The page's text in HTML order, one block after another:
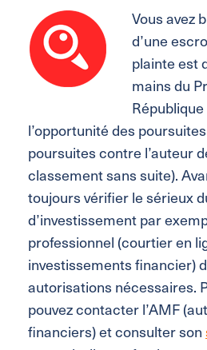
Vous avez
d’une
plainte est
mains du
l’opportunité des
poursuites contre l’auteur
classement sans suite).
toujours vérifier le sérieux
d’investissement par
professionnel (courtier en
investissements financier)
autorisations nécessaires.
pouvez contacter l’AMF
financiers) et consulter son